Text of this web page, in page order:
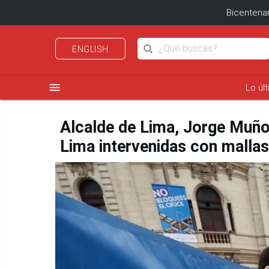
ENGLISH
menu Lo
Alcalde de Lima, Jorge
Lima intervenidas con